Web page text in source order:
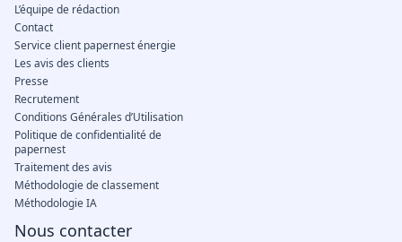
L’équipe de rédaction
Contact
Service client papernest énergie
Les avis des clients
Presse
Recrutement
Conditions Générales d’Utilisation
Politique de confidentialité de
papernest
Traitement des avis
Méthodologie de classement
Méthodologie IA
Nous contacter